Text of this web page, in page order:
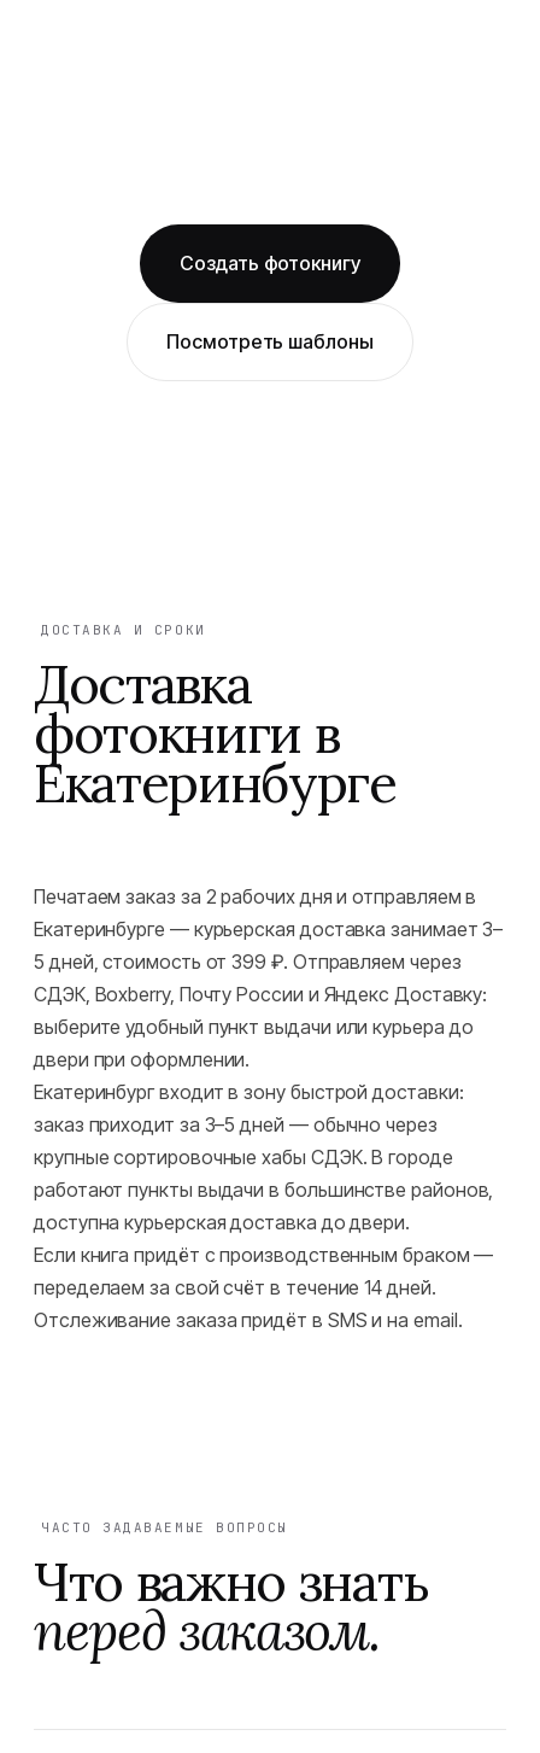
Создать фотокнигу
Посмотреть шаблоны
ДОСТАВКА И СРОКИ
Доставка
фотокниги в
Екатеринбурге
Печатаем заказ за 2 рабочих дня и отправляем в
Екатеринбурге — курьерская доставка занимает 3–
5 дней, стоимость от 399 ₽. Отправляем через
СДЭК, Boxberry, Почту России и Яндекс Доставку:
выберите удобный пункт выдачи или курьера до
двери при оформлении.
Екатеринбург входит в зону быстрой доставки:
заказ приходит за 3–5 дней — обычно через
крупные сортировочные хабы СДЭК. В городе
работают пункты выдачи в большинстве районов,
доступна курьерская доставка до двери.
Если книга придёт с производственным браком —
переделаем за свой счёт в течение 14 дней.
Отслеживание заказа придёт в SMS и на email.
ЧАСТО ЗАДАВАЕМЫЕ ВОПРОСЫ
Что важно знать
перед заказом.